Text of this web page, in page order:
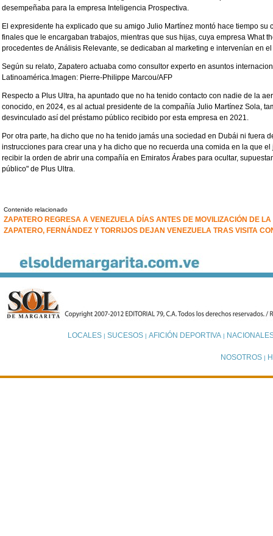
desempeñaba para la empresa Inteligencia Prospectiva.
El expresidente ha explicado que su amigo Julio Martínez montó hace tiempo su
finales que le encargaban trabajos, mientras que sus hijas, cuya empresa What
procedentes de Análisis Relevante, se dedicaban al marketing e intervenían en
Según su relato, Zapatero actuaba como consultor experto en asuntos
Latinoamérica.Imagen: Pierre-Philippe Marcou/AFP
Respecto a Plus Ultra, ha apuntado que no ha tenido contacto con nadie de la
conocido, en 2024, es al actual presidente de la compañía Julio Martínez Sola,
desvinculado así del préstamo público recibido por esta empresa en 2021.
Por otra parte, ha dicho que no ha tenido jamás una sociedad en Dubái ni fuera
instrucciones para crear una y ha dicho que no recuerda una comida en la que
recibir la orden de abrir una compañía en Emiratos Árabes para ocultar,
público" de Plus Ultra.
Contenido relacionado
ZAPATERO REGRESA A VENEZUELA DÍAS ANTES DE MOVILIZACIÓN DE LA
ZAPATERO, FERNÁNDEZ Y TORRIJOS DEJAN VENEZUELA TRAS VISITA
LOCALES| SUCESOS| AFICIÓN DEPORTIVA|
NOSOTROS |